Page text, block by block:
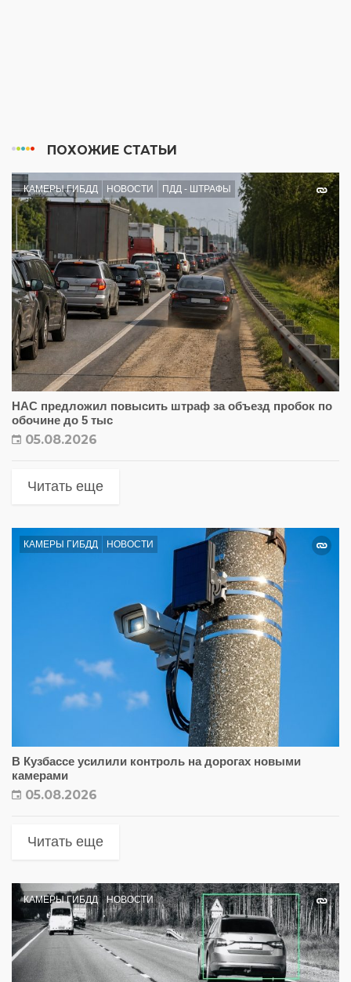
ПОХОЖИЕ СТАТЬИ
КАМЕРЫ ГИБДД НОВОСТИ ПДД - ШТРАФЫ
НАС предложил повысить штраф за объезд пробок по
обочине до 5 тыс
05.08.2026
Читать еще
КАМЕРЫ ГИБДД НОВОСТИ
В Кузбассе усилили контроль на дорогах новыми
камерами
05.08.2026
Читать еще
КАМЕРЫ ГИБДД НОВОСТИ